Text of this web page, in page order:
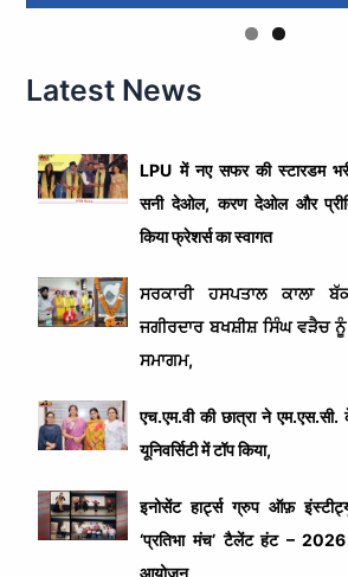
Latest News
LPU में नए सफर की स्टारडम
सनी देओल, करण देओल और
किया फ्रेशर्स का स्वागत
ਸਰਕਾਰੀ ਹਸਪਤਾਲ ਕਾਲਾ
ਜਗੀਰਦਾਰ ਬਖਸ਼ੀਸ਼ ਸਿੰਘ ਵੜੈਚ
ਸਮਾਗਮ,
एच.एम.वी की छात्रा ने एम.एस.सी.
यूनिवर्सिटी में टॉप किया,
इनोसेंट हार्ट्स ग्रुप ऑफ़
‘प्रतिभा मंच’ टैलेंट हंट –
आयोजन,